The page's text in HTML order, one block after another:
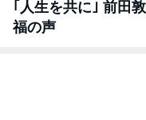
｢人生を共に｣ 前田
福の声